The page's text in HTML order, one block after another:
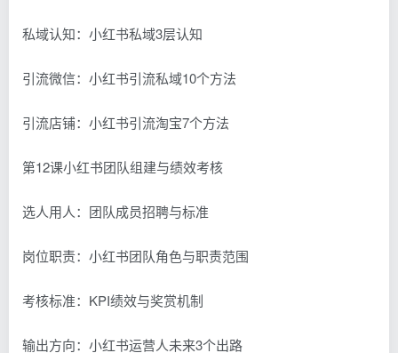
私域认知：小红书私域3层认知
引流微信：小红书引流私域10个方法
引流店铺：小红书引流淘宝7个方法
第12课小红书团队组建与绩效考核
选人用人：团队成员招聘与标准
岗位职责：小红书团队角色与职责范围
考核标准：KPI绩效与奖赏机制
输出方向：小红书运营人未来3个出路